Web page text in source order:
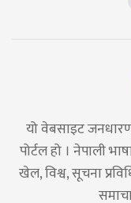
यो वेबसाइट
पोर्टल हो । नेपाली
खेल, विश्व, सूचना